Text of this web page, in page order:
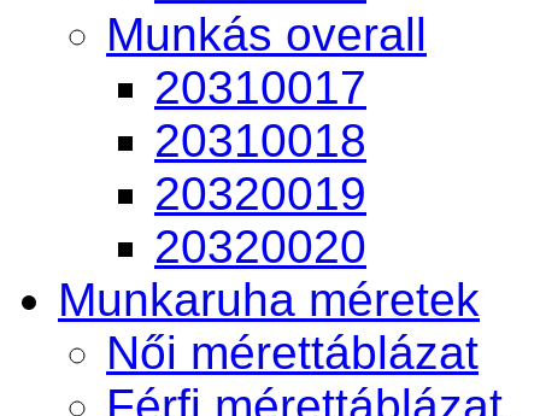
Munkás overall
20310017
20310018
20320019
20320020
Munkaruha méretek
Női mérettáblázat
Férfi mérettáblázat